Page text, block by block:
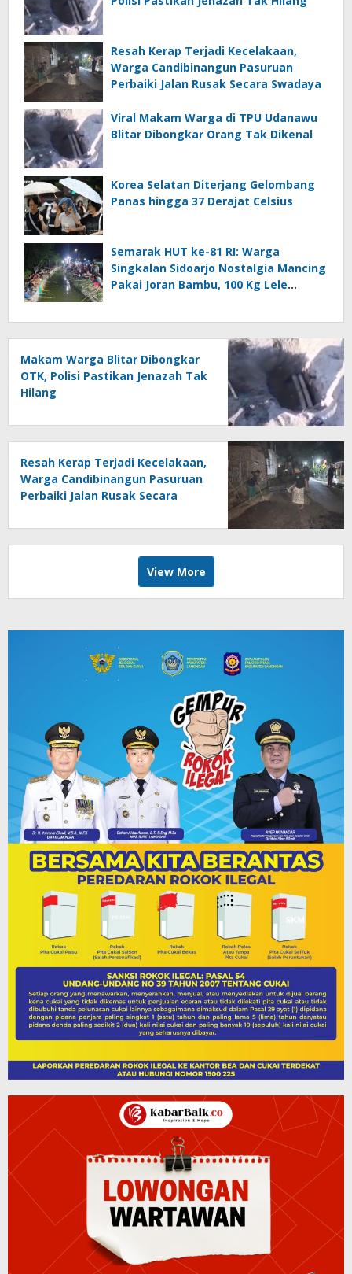
Resah Kerap Terjadi Kecelakaan,
Warga Candibinangun Pasuruan
Perbaiki Jalan Rusak Secara Swadaya
Viral Makam Warga di TPU Udanawu
Blitar Dibongkar Orang Tak Dikenal
Korea Selatan Diterjang Gelombang
Panas hingga 37 Derajat Celsius
Semarak HUT ke-81 RI: Warga
Singkalan Sidoarjo Nostalgia Mancing
Pakai Joran Bambu, 100 Kg Lele
Makam Warga Blitar Dibongkar
OTK, Polisi Pastikan Jenazah Tak
Hilang
Resah Kerap Terjadi Kecelakaan,
Warga Candibinangun Pasuruan
Perbaiki Jalan Rusak Secara
View More